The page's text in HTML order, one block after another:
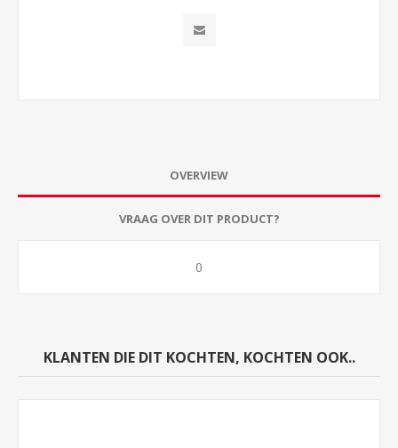
OVERVIEW
VRAAG OVER DIT PRODUCT?
0
KLANTEN DIE DIT KOCHTEN, KOCHTEN OOK..